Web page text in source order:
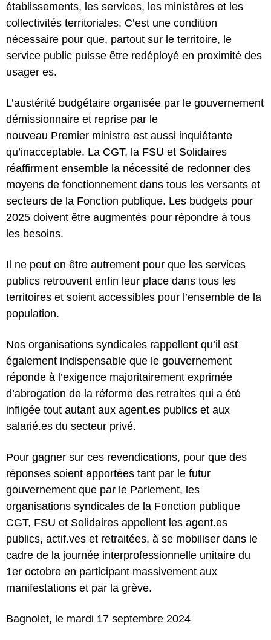
établissements, les services, les ministères et les
collectivités territoriales. C’est une condition
nécessaire pour que, partout sur le territoire, le
service public puisse être redéployé en proximité des
usager es.
L’austérité budgétaire organisée par le gouvernement
démissionnaire et reprise par le
nouveau Premier ministre est aussi inquiétante
qu’inacceptable. La CGT, la FSU et Solidaires
réaffirment ensemble la nécessité de redonner des
moyens de fonctionnement dans tous les versants et
secteurs de la Fonction publique. Les budgets pour
2025 doivent être augmentés pour répondre à tous
les besoins.
Il ne peut en être autrement pour que les services
publics retrouvent enfin leur place dans tous les
territoires et soient accessibles pour l’ensemble de la
population.
Nos organisations syndicales rappellent qu’il est
également indispensable que le gouvernement
réponde à l’exigence majoritairement exprimée
d’abrogation de la réforme des retraites qui a été
infligée tout autant aux agent.es publics et aux
salarié.es du secteur privé.
Pour gagner sur ces revendications, pour que des
réponses soient apportées tant par le futur
gouvernement que par le Parlement, les
organisations syndicales de la Fonction publique
CGT, FSU et Solidaires appellent les agent.es
publics, actif.ves et retraitées, à se mobiliser dans le
cadre de la journée interprofessionnelle unitaire du
1er octobre en participant massivement aux
manifestations et par la grève.
Bagnolet, le mardi 17 septembre 2024